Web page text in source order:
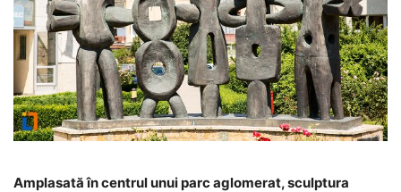
Amplasată în centrul unui parc aglomerat, sculptura